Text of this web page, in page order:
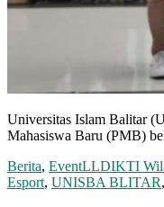
Universitas Islam Balitar
Mahasiswa Baru (PMB)
Berita, EventLLDIKTI
Esport, UNISBA BLITAR,